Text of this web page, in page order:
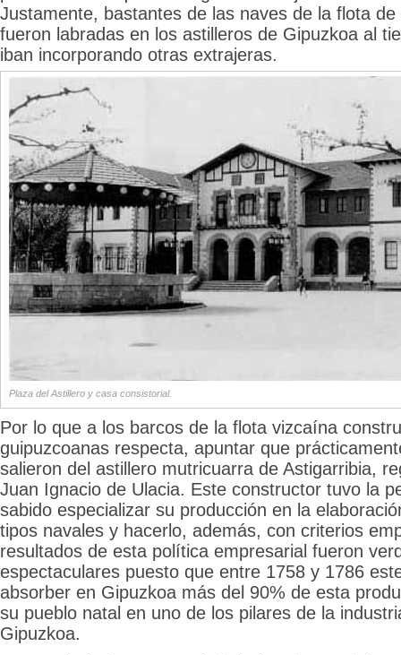
Justamente, bastantes de las naves de la flota
fueron labradas en los astilleros de Gipuzkoa al
iban incorporando otras extrajeras.
Plaza del Astillero y casa consistorial.
Por lo que a los barcos de la flota vizcaína
guipuzcoanas respecta, apuntar que
salieron del astillero mutricuarra de Astigarribia,
Juan Ignacio de Ulacia. Este constructor tuvo la
sabido especializar su producción en la
tipos navales y hacerlo, además, con criterios
resultados de esta política empresarial fueron
espectaculares puesto que entre 1758 y 1786
absorber en Gipuzkoa más del 90% de esta
su pueblo natal en uno de los pilares de la
Gipuzkoa.